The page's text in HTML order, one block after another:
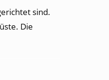
sind.
Die